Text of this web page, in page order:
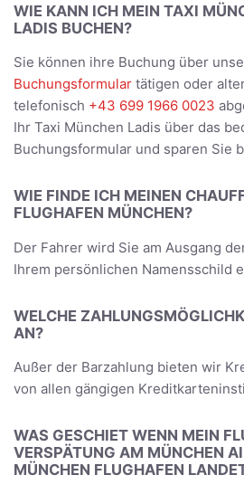
WIE KANN ICH MEIN TAXI
LADIS BUCHEN?
Sie können ihre Buchung über
Buchungsformular tätigen oder
telefonisch +43 699 1966 0023
Ihr Taxi München Ladis über das
Buchungsformular und sparen Sie
WIE FINDE ICH MEINEN
FLUGHAFEN MÜNCHEN?
Der Fahrer wird Sie am Ausgang
Ihrem persönlichen Namensschild
WELCHE
AN?
Außer der Barzahlung bieten wir
von allen gängigen
WAS GESCHIET WENN MEIN
VERSPÄTUNG AM MÜNCHEN
MÜNCHEN FLUGHAFEN